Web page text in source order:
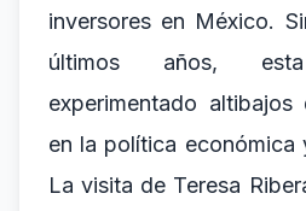
inversores en México.
últimos años,
experimentado
en la política económica
La visita de Teresa